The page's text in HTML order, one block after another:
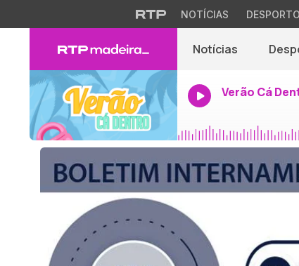
NOTÍCIAS DESPORTO
Notícias
Verão Cá